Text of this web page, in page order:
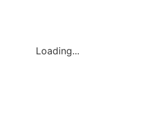
Loading...